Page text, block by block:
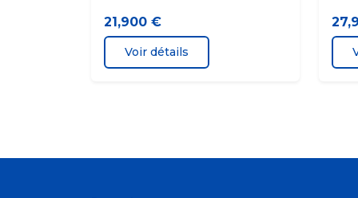
21,900 €
Voir détails